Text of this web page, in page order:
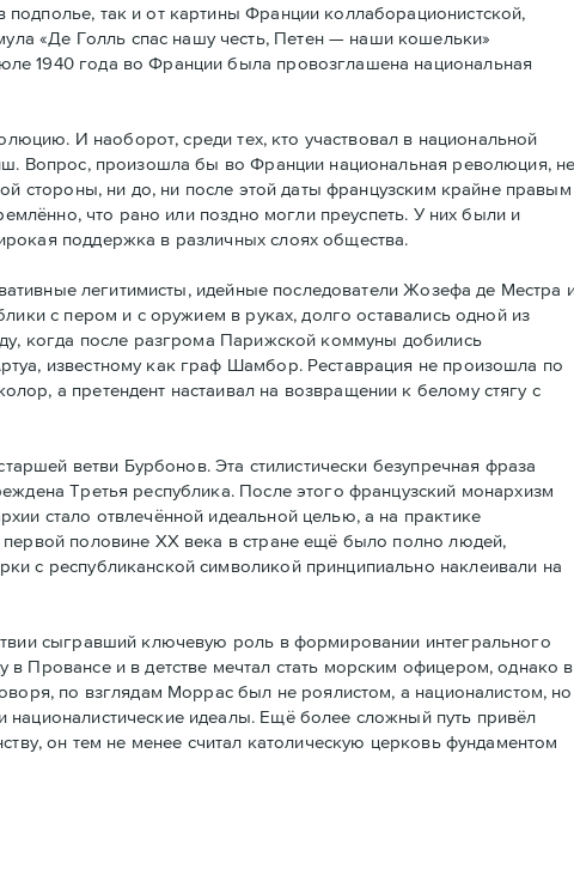
так и от картины Франции коллаборационистской,
«Де Голль спас нашу честь, Петен — наши кошельки»
1940 года во Франции была провозглашена национальная
И наоборот, среди тех, кто участвовал в национальной
Вопрос, произошла бы во Франции национальная революция, не
стороны, ни до, ни после этой даты французским крайне правым
что рано или поздно могли преуспеть. У них были и
поддержка в различных слоях общества.
легитимисты, идейные последователи Жозефа де Местра
с пером и с оружием в руках, долго оставались одной из
когда после разгрома Парижской коммуны добились
известному как граф Шамбор. Реставрация не произошла по
а претендент настаивал на возвращении к белому стягу с
ветви Бурбонов. Эта стилистически безупречная фраза
Третья республика. После этого французский монархизм
стало отвлечённой идеальной целью, а на практике
половине ХХ века в стране ещё было полно людей,
с республиканской символикой принципиально наклеивали на
сыгравший ключевую роль в формировании интегрального
Провансе и в детстве мечтал стать морским офицером, однако в
по взглядам Моррас был не роялистом, а националистом, но
идеалы. Ещё более сложный путь привёл
он тем не менее считал католическую церковь фундаментом